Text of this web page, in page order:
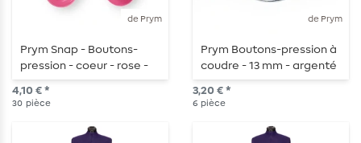
de Prym
Prym Snap - Boutons-
pression - coeur - rose -
30 pièces
4,10 € *
30 pièce
de Prym
Prym Boutons-pression à
coudre - 13 mm - argenté
- 6 pièces
3,20 € *
6 pièce